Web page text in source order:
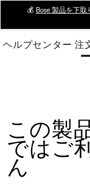
Main
💰 Bose 製品を下
ヘルプセンター 注
この製
ではご
ん